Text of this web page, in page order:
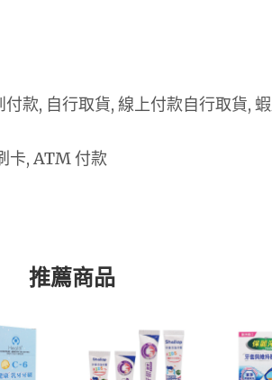
款, 自行取貨, 線上付款自行取貨,
卡, ATM 付款
推薦商品